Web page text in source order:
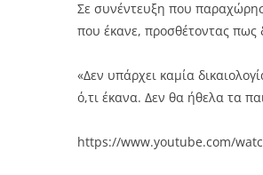
Σε συνέντευξη που
που έκανε, προσθέτοντας πως
«Δεν υπάρχει καμία
ό,τι έκανα. Δεν θα ήθελα τα
https://www.youtube.com/